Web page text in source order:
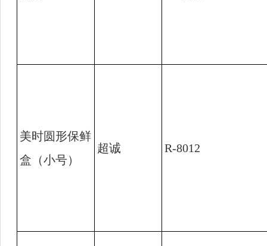
美时圆形保鲜
盒（小号）
超诚 R-8012